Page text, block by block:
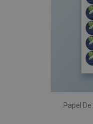
Papel